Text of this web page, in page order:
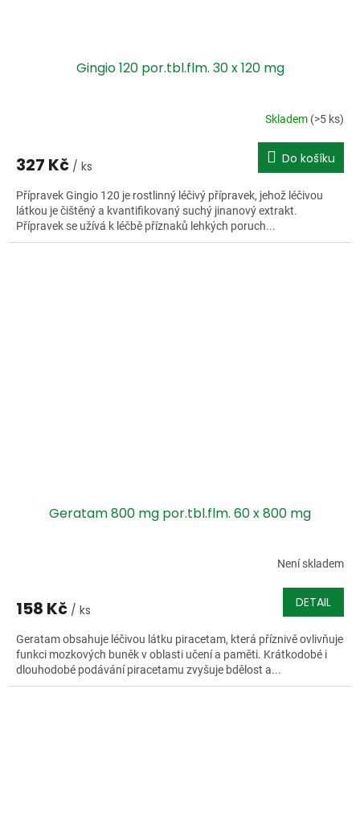
Gingio 120 por.tbl.flm. 30 x 120 mg
Skladem (>5 ks)
327 Kč / ks Do košíku
Přípravek Gingio 120 je rostlinný léčivý přípravek, jehož léčivou
látkou je čištěný a kvantifikovaný suchý jinanový extrakt.
Přípravek se užívá k léčbě příznaků lehkých poruch...
Geratam 800 mg por.tbl.flm. 60 x 800 mg
Není skladem
158 Kč / ks DETAIL
Geratam obsahuje léčivou látku piracetam, která příznivě ovlivňuje
funkci mozkových buněk v oblasti učení a paměti. Krátkodobé i
dlouhodobé podávání piracetamu zvyšuje bdělost a...